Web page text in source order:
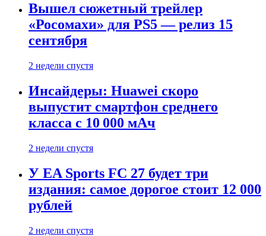
Вышел сюжетный трейлер
«Росомахи» для PS5 — релиз 15
сентября
2 недели спустя
Инсайдеры: Huawei скоро
выпустит смартфон среднего
класса с 10 000 мАч
2 недели спустя
У EA Sports FC 27 будет три
издания: самое дорогое стоит 12 000
рублей
2 недели спустя